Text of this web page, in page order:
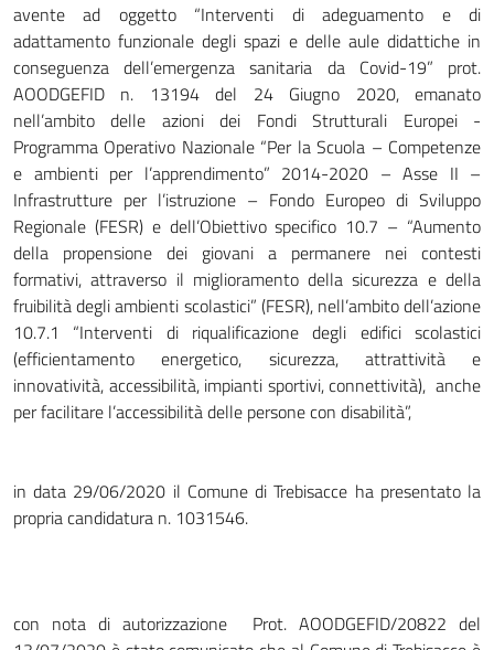
avente ad oggetto “Interventi di adeguamento e di
adattamento funzionale degli spazi e delle aule didattiche in
conseguenza dell’emergenza sanitaria da Covid-19” prot.
AOODGEFID n. 13194 del 24 Giugno 2020, emanato
nell’ambito delle azioni dei Fondi Strutturali Europei -
Programma Operativo Nazionale “Per la Scuola – Competenze
e ambienti per l’apprendimento” 2014-2020 – Asse II –
Infrastrutture per l’istruzione – Fondo Europeo di Sviluppo
Regionale (FESR) e dell’Obiettivo specifico 10.7 – “Aumento
della propensione dei giovani a permanere nei contesti
formativi, attraverso il miglioramento della sicurezza e della
fruibilità degli ambienti scolastici” (FESR), nell’ambito dell’azione
10.7.1 “Interventi di riqualificazione degli edifici scolastici
(efficientamento energetico, sicurezza, attrattività e
innovatività, accessibilità, impianti sportivi, connettività), anche
per facilitare l’accessibilità delle persone con disabilità”,
in data 29/06/2020 il Comune di Trebisacce ha presentato la
propria candidatura n. 1031546.
con nota di autorizzazione Prot. AOODGEFID/20822 del